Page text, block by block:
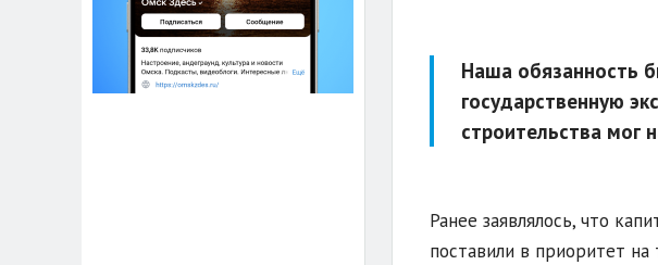
Наша обязанность
государственную
строительства мог
Ранее заявлялось, что
поставили в приоритет